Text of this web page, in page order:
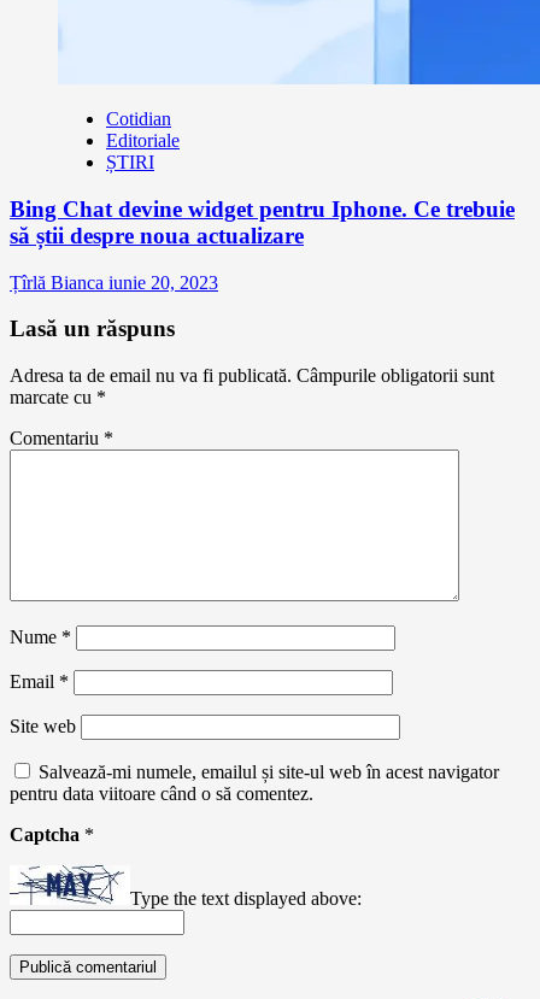
Cotidian
Editoriale
ȘTIRI
Bing Chat devine widget pentru Iphone. Ce trebuie
să știi despre noua actualizare
Țîrlă Bianca iunie 20, 2023
Lasă un răspuns
Adresa ta de email nu va fi publicată. Câmpurile obligatorii sunt
marcate cu *
Comentariu *
Nume *
Email *
Site web
Salvează-mi numele, emailul și site-ul web în acest navigator
pentru data viitoare când o să comentez.
Captcha *
Type the text displayed above: